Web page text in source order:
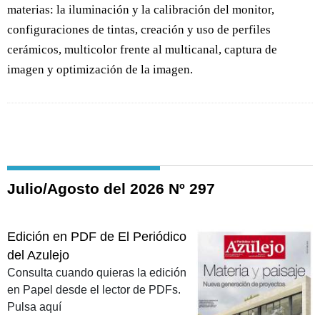
materias: la iluminación y la calibración del monitor,
configuraciones de tintas, creación y uso de perfiles
cerámicos, multicolor frente al multicanal, captura de
imagen y optimización de la imagen.
Julio/Agosto del 2026 Nº 297
Edición en PDF de El Periódico
del Azulejo
Consulta cuando quieras la edición
en Papel desde el lector de PDFs.
Pulsa aquí